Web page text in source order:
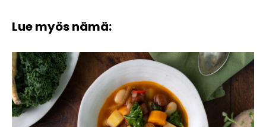
Lue myös nämä: